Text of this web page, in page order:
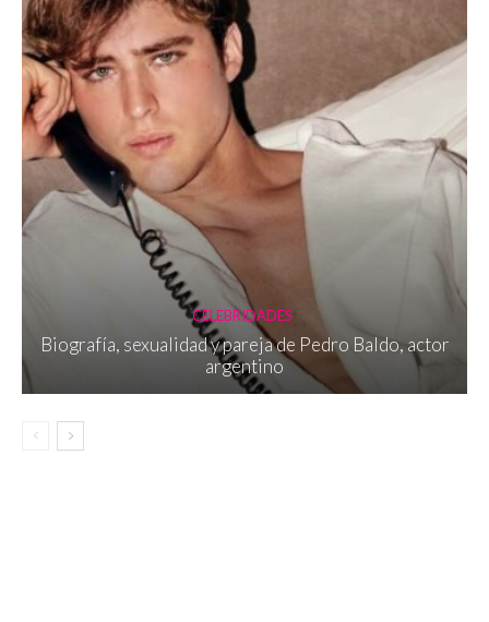
CELEBRIDADES
Biografía, sexualidad y pareja de Pedro Baldo, actor
argentino